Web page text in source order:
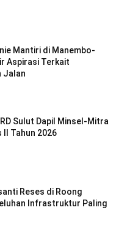
Mantiri di Manembo-
Aspirasi Terkait
Jalan
Sulut Dapil Minsel-Mitra
II Tahun 2026
Reses di Roong
Infrastruktur Paling